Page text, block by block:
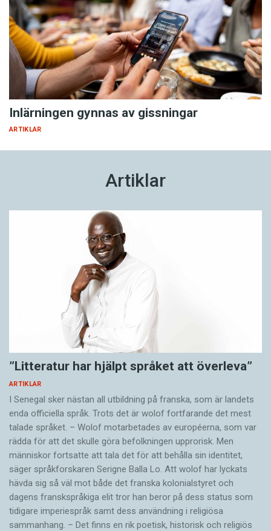
Inlärningen gynnas av gissningar
ARTIKLAR
Artiklar
”Litteratur har hjälpt språket att överleva”
ARTIKLAR
I Senegal sker nästan all utbildning på franska, som är landets
enda officiella språk. Trots det är wolof fortfarande det mest
talade språket. – Wolof motarbetades av européerna, som var
rädda för att det skulle göra befolkningen upprorisk. Men
människor fortsatte att tala det för att behålla sin identitet,
säger språkforskaren Serigne Balla Lo. Att wolof har lyckats
hävda sig så väl mot både det franska kolonialstyret och
dagens franskspråkiga elit tror han beror på dess status som
tidigare imperiespråk samt dess användning i religiösa
sammanhang. – Det finns en rik poetisk, historisk och reli­giös